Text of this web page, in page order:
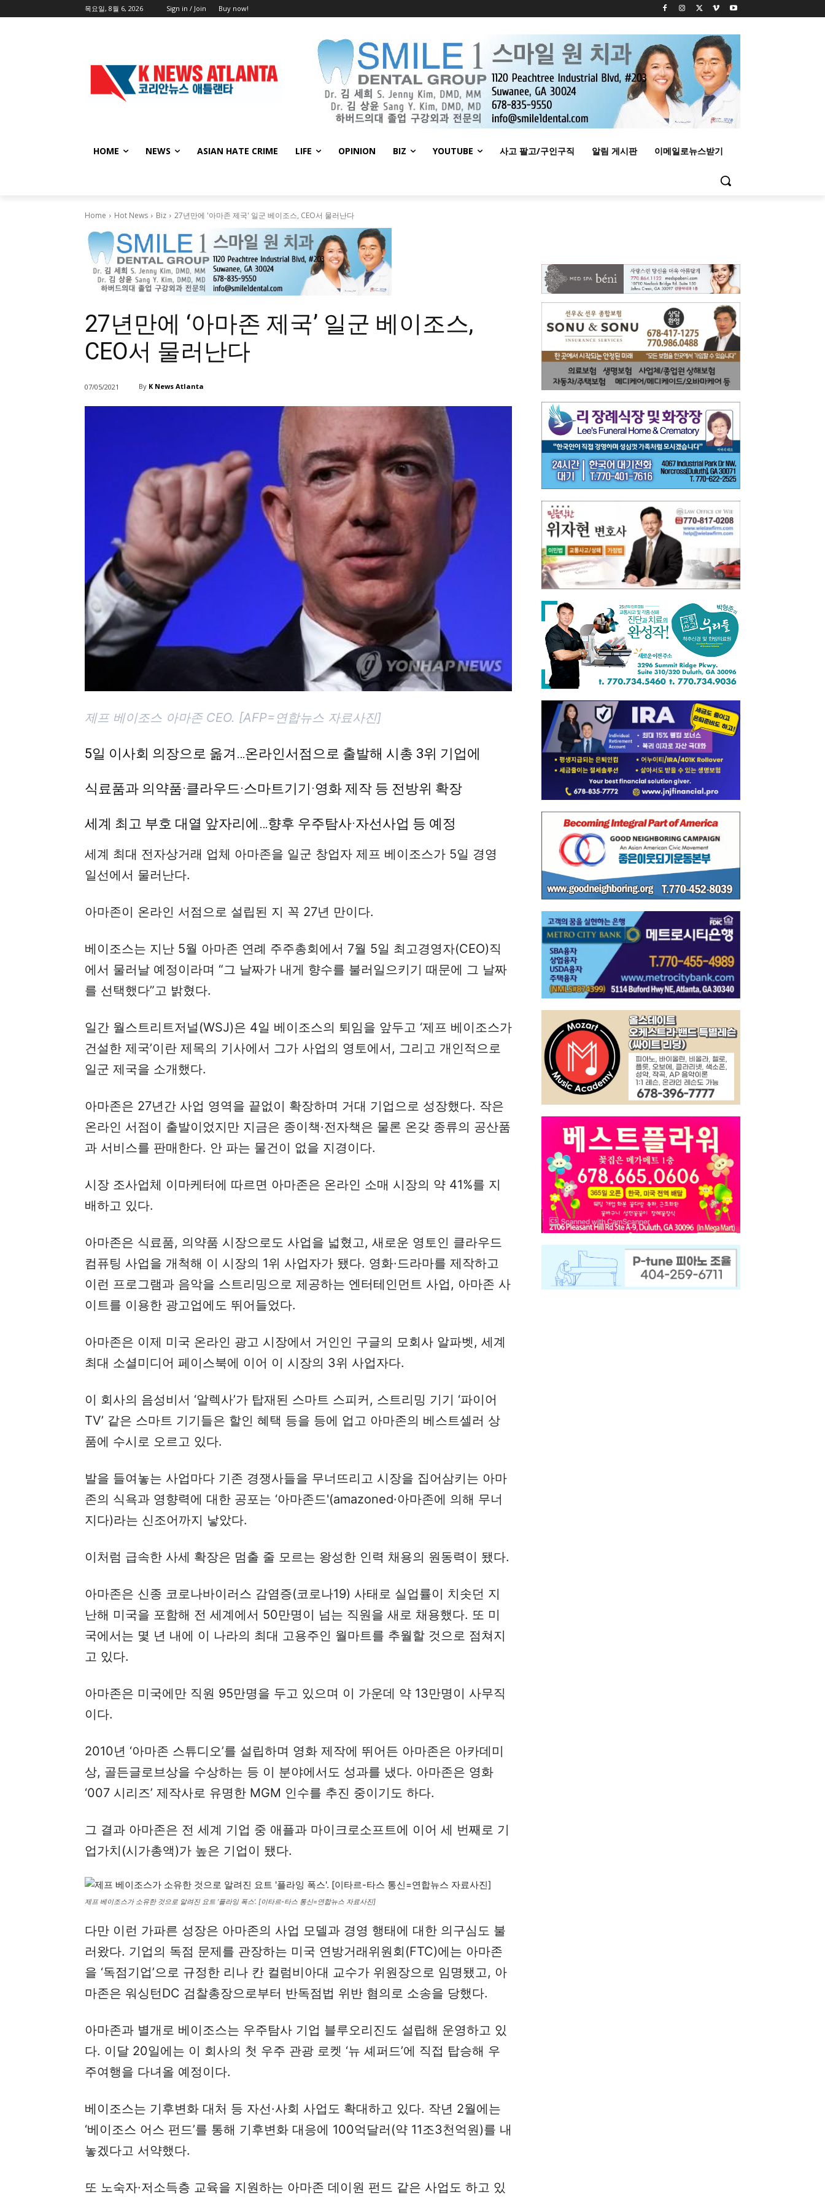
목요일, 8월 6, 2026 Sign in / Join Buy now!
HOME NEWS ASIAN HATE CRIME LIFE OPINION BIZ YOUTUBE 사고 팔고/구인구직 알림 게시판 이메일로뉴스받기
Home Hot News Biz 27년만에 '아마존 제국' 일군 베이조스, CEO서 물러난다
27년만에 ‘아마존 제국’ 일군 베이조스,
CEO서 물러난다
07/05/2021 By K News Atlanta
제프 베이조스 아마존 CEO. [AFP=연합뉴스 자료사진]
5일 이사회 의장으로 옮겨…온라인서점으로 출발해 시총 3위 기업에
식료품과 의약품·클라우드·스마트기기·영화 제작 등 전방위 확장
세계 최고 부호 대열 앞자리에…향후 우주탐사·자선사업 등 예정
세계 최대 전자상거래 업체 아마존을 일군 창업자 제프 베이조스가 5일 경영
일선에서 물러난다.
아마존이 온라인 서점으로 설립된 지 꼭 27년 만이다.
베이조스는 지난 5월 아마존 연례 주주총회에서 7월 5일 최고경영자(CEO)직
에서 물러날 예정이라며 “그 날짜가 내게 향수를 불러일으키기 때문에 그 날짜
를 선택했다”고 밝혔다.
일간 월스트리트저널(WSJ)은 4일 베이조스의 퇴임을 앞두고 ‘제프 베이조스가
건설한 제국’이란 제목의 기사에서 그가 사업의 영토에서, 그리고 개인적으로
일군 제국을 소개했다.
아마존은 27년간 사업 영역을 끝없이 확장하며 거대 기업으로 성장했다. 작은
온라인 서점이 출발이었지만 지금은 종이책·전자책은 물론 온갖 종류의 공산품
과 서비스를 판매한다. 안 파는 물건이 없을 지경이다.
시장 조사업체 이마케터에 따르면 아마존은 온라인 소매 시장의 약 41%를 지
배하고 있다.
아마존은 식료품, 의약품 시장으로도 사업을 넓혔고, 새로운 영토인 클라우드
컴퓨팅 사업을 개척해 이 시장의 1위 사업자가 됐다. 영화·드라마를 제작하고
이런 프로그램과 음악을 스트리밍으로 제공하는 엔터테인먼트 사업, 아마존 사
이트를 이용한 광고업에도 뛰어들었다.
아마존은 이제 미국 온라인 광고 시장에서 거인인 구글의 모회사 알파벳, 세계
최대 소셜미디어 페이스북에 이어 이 시장의 3위 사업자다.
이 회사의 음성비서 ‘알렉사’가 탑재된 스마트 스피커, 스트리밍 기기 ‘파이어
TV’ 같은 스마트 기기들은 할인 혜택 등을 등에 업고 아마존의 베스트셀러 상
품에 수시로 오르고 있다.
발을 들여놓는 사업마다 기존 경쟁사들을 무너뜨리고 시장을 집어삼키는 아마
존의 식욕과 영향력에 대한 공포는 ‘아마존드'(amazoned·아마존에 의해 무너
지다)라는 신조어까지 낳았다.
이처럼 급속한 사세 확장은 멈출 줄 모르는 왕성한 인력 채용의 원동력이 됐다.
아마존은 신종 코로나바이러스 감염증(코로나19) 사태로 실업률이 치솟던 지
난해 미국을 포함해 전 세계에서 50만명이 넘는 직원을 새로 채용했다. 또 미
국에서는 몇 년 내에 이 나라의 최대 고용주인 월마트를 추월할 것으로 점쳐지
고 있다.
아마존은 미국에만 직원 95만명을 두고 있으며 이 가운데 약 13만명이 사무직
이다.
2010년 ‘아마존 스튜디오’를 설립하며 영화 제작에 뛰어든 아마존은 아카데미
상, 골든글로브상을 수상하는 등 이 분야에서도 성과를 냈다. 아마존은 영화
‘007 시리즈’ 제작사로 유명한 MGM 인수를 추진 중이기도 하다.
그 결과 아마존은 전 세계 기업 중 애플과 마이크로소프트에 이어 세 번째로 기
업가치(시가총액)가 높은 기업이 됐다.
제프 베이조스가 소유한 것으로 알려진 요트 ‘플라잉 폭스’. [이타르-타스 통신=연합뉴스 자료사진]
다만 이런 가파른 성장은 아마존의 사업 모델과 경영 행태에 대한 의구심도 불
러왔다. 기업의 독점 문제를 관장하는 미국 연방거래위원회(FTC)에는 아마존
을 ‘독점기업’으로 규정한 리나 칸 컬럼비아대 교수가 위원장으로 임명됐고, 아
마존은 워싱턴DC 검찰총장으로부터 반독점법 위반 혐의로 소송을 당했다.
아마존과 별개로 베이조스는 우주탐사 기업 블루오리진도 설립해 운영하고 있
다. 이달 20일에는 이 회사의 첫 우주 관광 로켓 ‘뉴 셰퍼드’에 직접 탑승해 우
주여행을 다녀올 예정이다.
베이조스는 기후변화 대처 등 자선·사회 사업도 확대하고 있다. 작년 2월에는
‘베이조스 어스 펀드’를 통해 기후변화 대응에 100억달러(약 11조3천억원)를 내
놓겠다고 서약했다.
또 노숙자·저소득층 교육을 지원하는 아마존 데이원 펀드 같은 사업도 하고 있